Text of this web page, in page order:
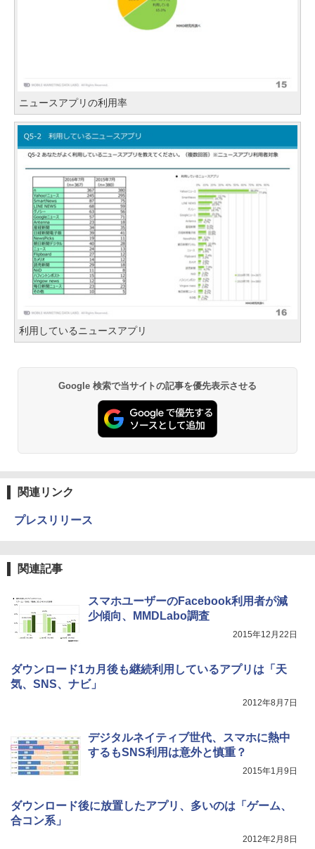
ニュースアプリの利用率
利用しているニュースアプリ
Google 検索で当サイトの記事を優先表示させる
関連リンク
プレスリリース
関連記事
スマホユーザーのFacebook利用者が減
少傾向、MMDLabo調査
2015年12月22日
ダウンロード1カ月後も継続利用しているアプリは「天
気、SNS、ナビ」
2012年8月7日
デジタルネイティブ世代、スマホに熱中
するもSNS利用は意外と慎重？
2015年1月9日
ダウンロード後に放置したアプリ、多いのは「ゲーム、
合コン系」
2012年2月8日